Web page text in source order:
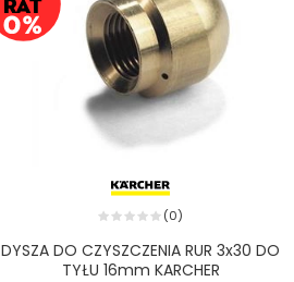
(0)
DYSZA DO CZYSZCZENIA RUR 3x30 DO
TYŁU 16mm KARCHER